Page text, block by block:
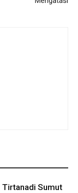
Tirtanadi Sumut